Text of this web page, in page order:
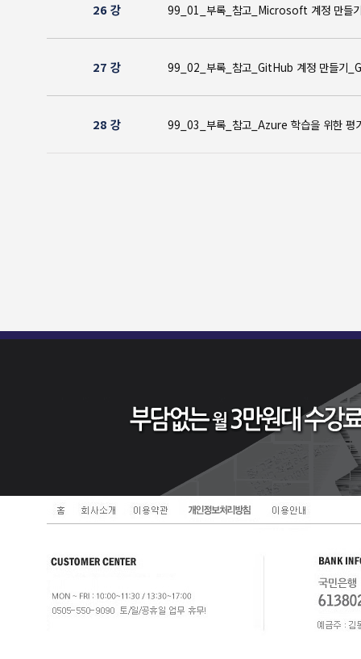
26 강 99_01_부록_참고_Microsoft 계정
27 강 99_02_부록_참고_GitHub 계정 만들
28 강 99_03_부록_참고_Azure 학습을 위한